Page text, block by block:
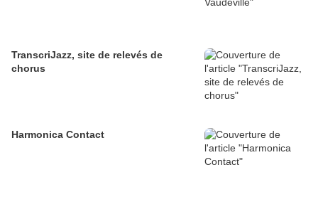
TranscriJazz, site de relevés de
chorus
Harmonica Contact